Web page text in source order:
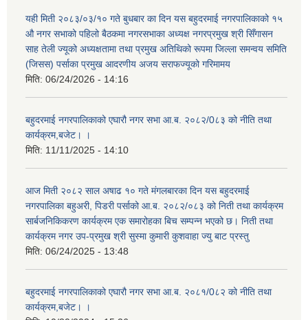
यही मिती २०८३/०३/१० गते बुधबार का दिन यस बहुदरमाई नगरपालिकाको १५
औ नगर सभाको पहिलो बैठकमा नगरसभाका अध्यक्ष नगरप्रमुख श्री सिँगासन
साह तेली ज्यूको अध्यक्षतामा तथा प्रमुख अतिथिको रूपमा जिल्ला समन्वय समिति
(जिसस) पर्साका प्रमुख आदरणीय अजय सराफज्यूको गरिमामय
मिति: 06/24/2026 - 14:16
बहुदरमाई नगरपालिकाको एघारौ नगर सभा आ.ब. २०८२/0८३ को नीति तथा
कार्यक्रम,बजेट। ।
मिति: 11/11/2025 - 14:10
आज मिती २०८२ साल अषाढ १० गते मंगलबारका दिन यस बहुदरमाई
नगरपालिका बहुअरी, पिडरी पर्साको आ.ब. २०८२/०८३ को निती तथा कार्यक्रम
सार्बजनिकिकरण कार्यक्रम एक समारोहका बिच सम्पन्न भएको छ। निती तथा
कार्यक्रम नगर उप-प्रमुख श्री सुस्मा कुमारी कुशवाहा ज्यु बाट प्रस्तु
मिति: 06/24/2025 - 13:48
बहुदरमाई नगरपालिकाको एघारौ नगर सभा आ.ब. २०८१/0८२ को नीति तथा
कार्यक्रम,बजेट। ।